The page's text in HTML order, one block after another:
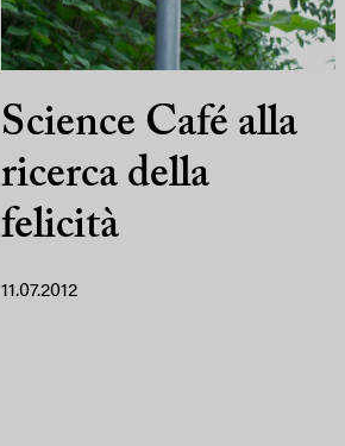
Science Café alla
ricerca della
felicità
11.07.2012